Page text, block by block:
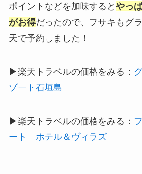
ポイントなどを加味すると やっ
がお得だったので、フサキもグ
天で予約しました！
▶楽天トラベルの価格をみる：
ゾート石垣島
▶楽天トラベルの価格をみる：
ート ホテル＆ヴィラズ